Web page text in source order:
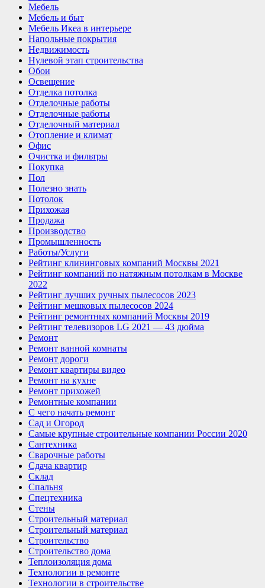
Мебель
Мебель и быт
Мебель Икеа в интерьере
Напольные покрытия
Недвижимость
Нулевой этап строительства
Обои
Освещение
Отделка потолка
Отделочные работы
Отделочные работы
Отделочный материал
Отопление и климат
Офис
Очистка и фильтры
Покупка
Пол
Полезно знать
Потолок
Прихожая
Продажа
Производство
Промышленность
Работы/Услуги
Рейтинг клининговых компаний Москвы 2021
Рейтинг компаний по натяжным потолкам в Москве
2022
Рейтинг лучших ручных пылесосов 2023
Рейтинг мешковых пылесосов 2024
Рейтинг ремонтных компаний Москвы 2019
Рейтинг телевизоров LG 2021 — 43 дюйма
Ремонт
Ремонт ванной комнаты
Ремонт дороги
Ремонт квартиры видео
Ремонт на кухне
Ремонт прихожей
Ремонтные компании
С чего начать ремонт
Сад и Огород
Самые крупные строительные компании России 2020
Сантехника
Сварочные работы
Сдача квартир
Склад
Спальня
Спецтехника
Стены
Строительный материал
Строительный материал
Строительство
Строительство дома
Теплоизоляция дома
Технологии в ремонте
Технологии в строительстве